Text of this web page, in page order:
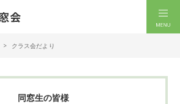
クラス会だより
同窓生の皆様